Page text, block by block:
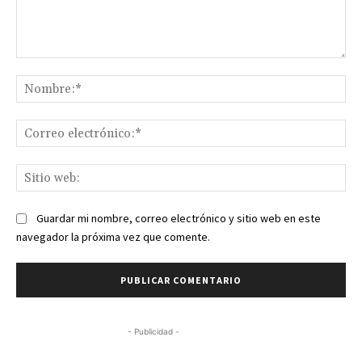
Guardar mi nombre, correo electrónico y sitio web en este
navegador la próxima vez que comente.
- Publicidad -